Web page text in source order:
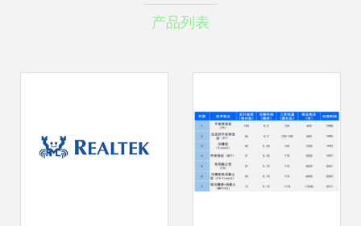
产品列表